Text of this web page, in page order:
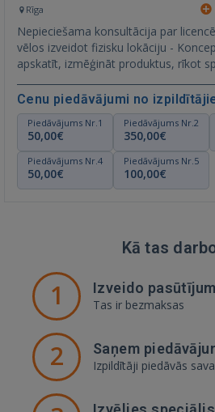
Rīga
Nepieciešama konsultācija par licencēm. Interneta
vēlos izveidot fizisku lokāciju - Konceptveikalu, kurā var
apskatīt, izmēģināt produktus, rīkot
Cenu piedāvājumi no
Piedāvājums Nr.1
50,00€
Piedāvājums Nr.2
350,00€
Piedāvājums Nr.4
50,00€
Piedāvājums Nr.5
100,00€
Kā tas
1 Izveido
Tas ir bezmaksas
2 Saņem
Izpildītāji piedāvās